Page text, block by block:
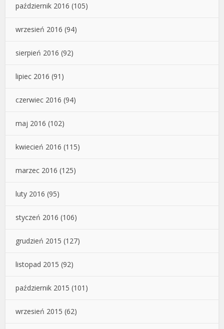
październik 2016 (105)
wrzesień 2016 (94)
sierpień 2016 (92)
lipiec 2016 (91)
czerwiec 2016 (94)
maj 2016 (102)
kwiecień 2016 (115)
marzec 2016 (125)
luty 2016 (95)
styczeń 2016 (106)
grudzień 2015 (127)
listopad 2015 (92)
październik 2015 (101)
wrzesień 2015 (62)